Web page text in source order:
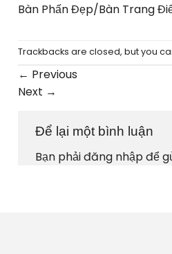
Bàn Phấn Đẹp/Bàn Trang
Trackbacks are closed, but you
← Previous
Next →
Để lại một bình luận
Bạn phảiđăng nhậpđể